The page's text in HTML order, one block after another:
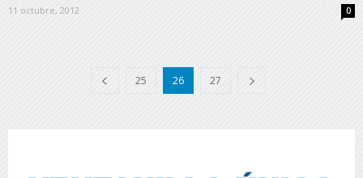
11 octubre, 2012 0
25 26 27